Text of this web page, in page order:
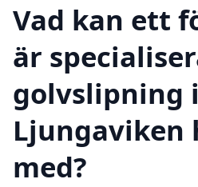
Vad kan ett
är
golvslipning i
Ljungaviken
med?